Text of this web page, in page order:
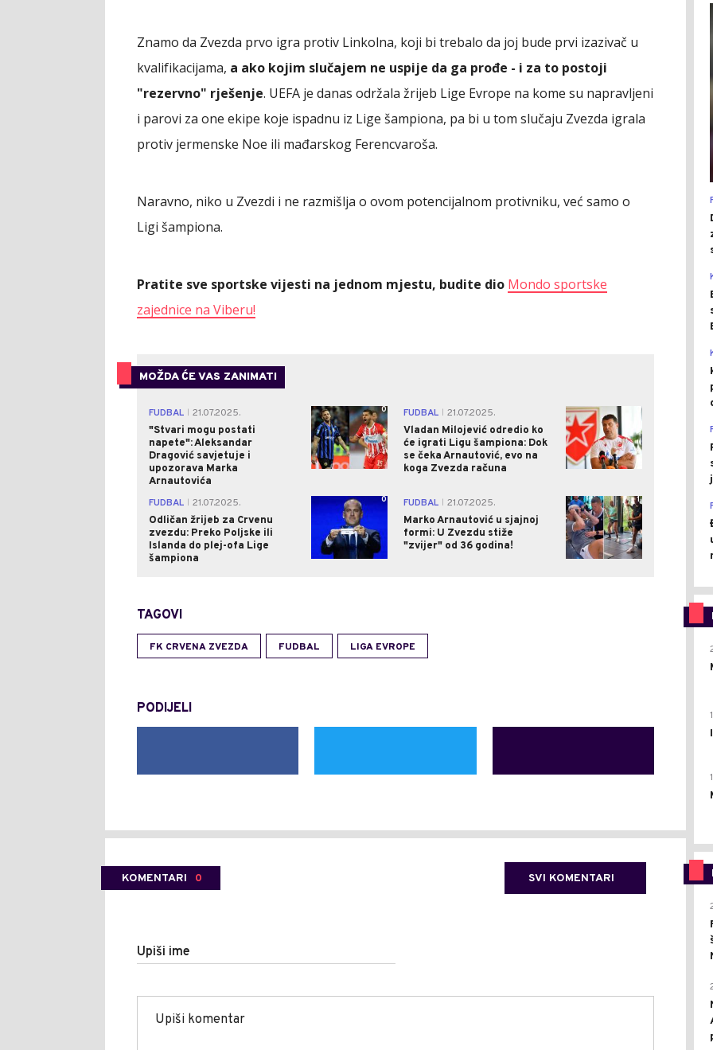
Znamo da Zvezda prvo igra protiv Linkolna, koji bi trebalo da joj bude prvi izazivač u
kvalifikacijama, a ako kojim slučajem ne uspije da ga prođe - i za to postoji
"rezervno" rješenje. UEFA je danas održala žrijeb Lige Evrope na kome su napravljeni
i parovi za one ekipe koje ispadnu iz Lige šampiona, pa bi u tom slučaju Zvezda igrala
protiv jermenske Noe ili mađarskog Ferencvaroša.
Naravno, niko u Zvezdi i ne razmišlja o ovom potencijalnom protivniku, već samo o
Ligi šampiona.
Pratite sve sportske vijesti na jednom mjestu, budite dio Mondo sportske
zajednice na Viberu!
MOŽDA ĆE VAS ZANIMATI
FUDBAL
21.07.2025.
"Stvari mogu postati
napete": Aleksandar
Dragović savjetuje i
upozorava Marka
Arnautovića
0 FUDBAL
21.07.2025.
Vladan Milojević odredio ko
će igrati Ligu šampiona: Dok
se čeka Arnautović, evo na
koga Zvezda računa
FUDBAL
21.07.2025.
Odličan žrijeb za Crvenu
zvezdu: Preko Poljske ili
Islanda do plej-ofa Lige
šampiona
0 FUDBAL
21.07.2025.
Marko Arnautović u sjajnoj
formi: U Zvezdu stiže
"zvijer" od 36 godina!
1
TAGOVI
FK CRVENA ZVEZDA FUDBAL LIGA EVROPE
PODIJELI
KOMENTARI 0 SVI KOMENTARI
Upiši ime